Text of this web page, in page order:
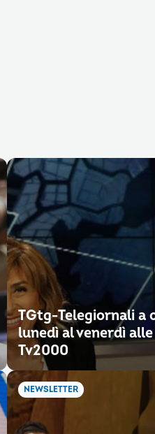
TGtg-Telegiornali a
lunedì al venerdì
Tv2000
NEWSLETTER